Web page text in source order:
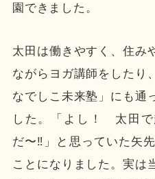
園できました。
太田は働きやすく、住み
ながらヨガ講師をしたり
なでしこ未来塾」にも通
した。「よし！ 太田で
だ〜‼︎」と思っていた矢
ことになりました。実は